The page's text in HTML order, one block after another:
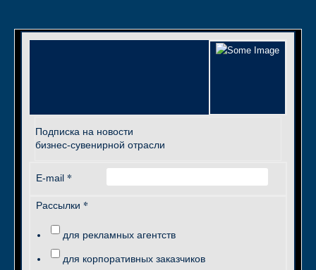
Подписка на новости
бизнес-сувенирной отрасли
E-mail *
Рассылки *
для рекламных агентств
для корпоративных заказчиков